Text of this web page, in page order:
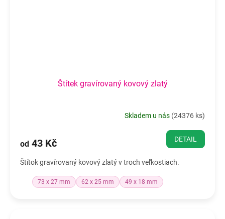
Štítek gravírovaný kovový zlatý
Skladem u nás (24376 ks)
od 43 Kč DETAIL
Štítok gravírovaný kovový zlatý v troch veľkostiach.
73 x 27 mm 62 x 25 mm 49 x 18 mm